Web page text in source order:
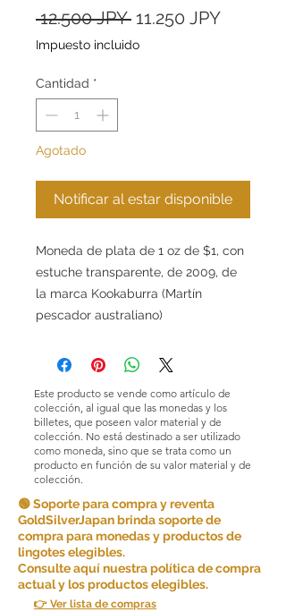
12.500 JPY Precio
11.250 JPYPrecio
Impuesto incluido
Cantidad *
Agotado
Notificar al estar disponible
Moneda de plata de 1 oz de $1, con
estuche transparente, de 2009, de
la marca Kookaburra (Martín
pescador australiano)
Este producto se vende como artículo de
colección, al igual que las monedas y los
billetes, que poseen valor material y de
colección. No está destinado a ser utilizado
como moneda, sino que se trata como un
producto en función de su valor material y de
colección.
🟢 Soporte para compra y reventa
GoldSilverJapan brinda soporte de
compra para monedas y productos de
lingotes elegibles.
Consulte aquí nuestra política de compra
actual y los productos elegibles.
👉 Ver lista de compras